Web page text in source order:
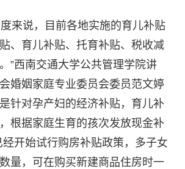
来说，目前各地实施的育儿补贴
、育儿补贴、托育补贴、税收减
”西南交通大学公共管理学院讲
婚姻家庭专业委员会委员范文婷
针对孕产妇的经济补贴，育儿补
根据家庭生育的孩次发放现金补
经开始试行购房补贴政策，多子女
量，可在购买新建商品住房时一